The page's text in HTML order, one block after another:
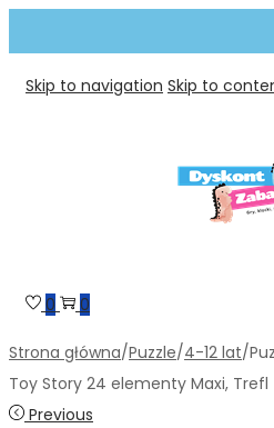
Skip to navigation Skip to
0 0
Strona główna/Puzzle/4-12 lat/
Toy Story 24 elementy Maxi, Trefl
Previous